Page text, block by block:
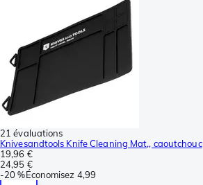
21 évaluations
Knivesandtools Knife Cleaning Mat,, caoutchouc
19,96 €
24,95 €
-20 %Économisez 4,99